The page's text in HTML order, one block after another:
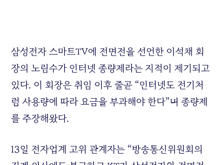
삼성전자 스마트TV에 전면전을 선언한 이석채 회
장의 노림수가 인터넷 종량제라는 지적이 제기되고
있다. 이 회장은 취임 이후 줄곧 “인터넷도 전기처
럼 사용량에 따라 요금을 부과해야 한다”며 종량제
를 주장해왔다.
13일 전자업계 고위 관계자는 “방송통신위원회의